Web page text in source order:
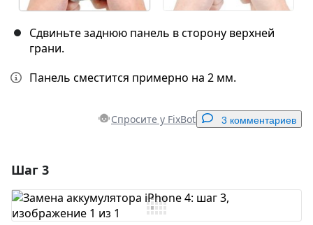
Сдвиньте заднюю панель в сторону верхней
грани.
Панель сместится примерно на 2 мм.
Спросите у FixBot 3 комментариев
Добавить комментарий
Шаг 3